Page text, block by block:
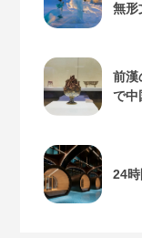
無形
前漢
で中
24